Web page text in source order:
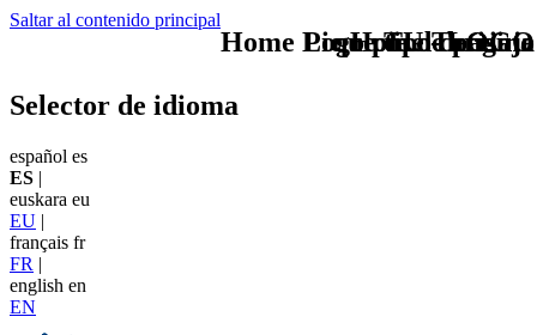
Saltar al contenido principal
TU - LOGO
Selector de idioma
español es
ES |
euskara eu
EU |
français fr
FR |
english en
EN
que tipo de viaje
Home Logo pie de página
Pie Home Turismo